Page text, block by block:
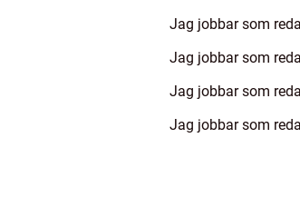
Jag jobbar som
Jag jobbar som
Jag jobbar som
Jag jobbar som